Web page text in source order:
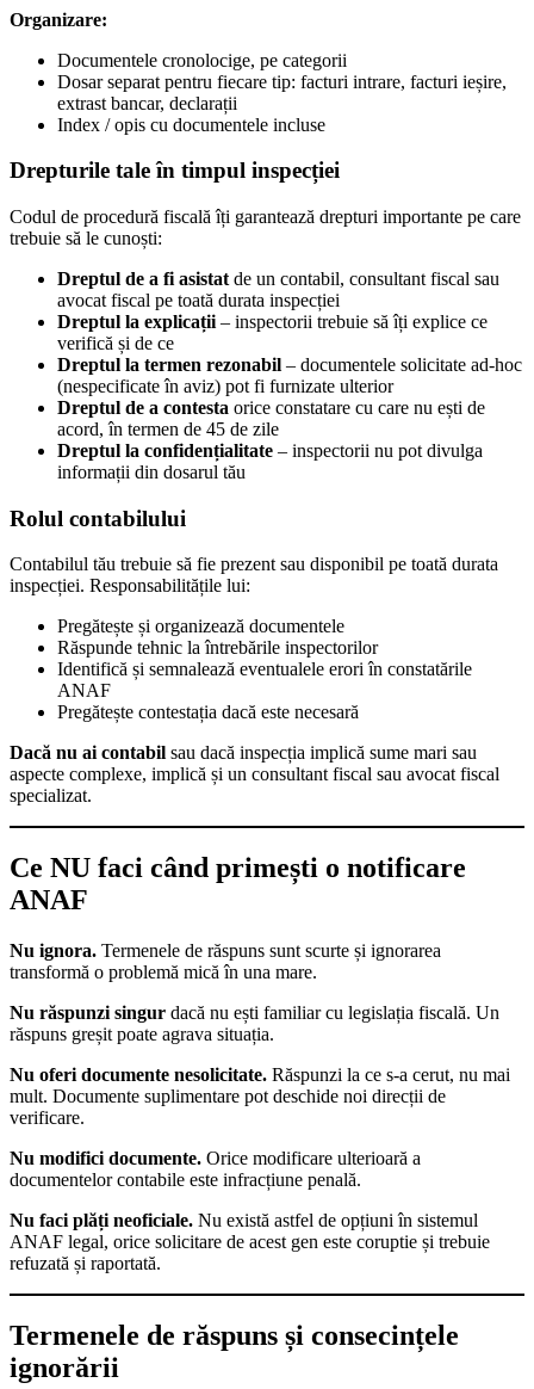
Organizare:
Documentele cronolocige, pe categorii
Dosar separat pentru fiecare tip: facturi intrare, facturi ieșire,
extrast bancar, declarații
Index / opis cu documentele incluse
Drepturile tale în timpul inspecției
Codul de procedură fiscală îți garantează drepturi importante pe care
trebuie să le cunoști:
Dreptul de a fi asistat de un contabil, consultant fiscal sau
avocat fiscal pe toată durata inspecției
Dreptul la explicații – inspectorii trebuie să îți explice ce
verifică și de ce
Dreptul la termen rezonabil – documentele solicitate ad-hoc
(nespecificate în aviz) pot fi furnizate ulterior
Dreptul de a contesta orice constatare cu care nu ești de
acord, în termen de 45 de zile
Dreptul la confidențialitate – inspectorii nu pot divulga
informații din dosarul tău
Rolul contabilului
Contabilul tău trebuie să fie prezent sau disponibil pe toată durata
inspecției. Responsabilitățile lui:
Pregătește și organizează documentele
Răspunde tehnic la întrebările inspectorilor
Identifică și semnalează eventualele erori în constatările
ANAF
Pregătește contestația dacă este necesară
Dacă nu ai contabil sau dacă inspecția implică sume mari sau
aspecte complexe, implică și un consultant fiscal sau avocat fiscal
specializat.
Ce NU faci când primești o notificare
ANAF
Nu ignora. Termenele de răspuns sunt scurte și ignorarea
transformă o problemă mică în una mare.
Nu răspunzi singur dacă nu ești familiar cu legislația fiscală. Un
răspuns greșit poate agrava situația.
Nu oferi documente nesolicitate. Răspunzi la ce s-a cerut, nu mai
mult. Documente suplimentare pot deschide noi direcții de
verificare.
Nu modifici documente. Orice modificare ulterioară a
documentelor contabile este infracțiune penală.
Nu faci plăți neoficiale. Nu există astfel de opțiuni în sistemul
ANAF legal, orice solicitare de acest gen este coruptie și trebuie
refuzată și raportată.
Termenele de răspuns și consecințele
ignorării